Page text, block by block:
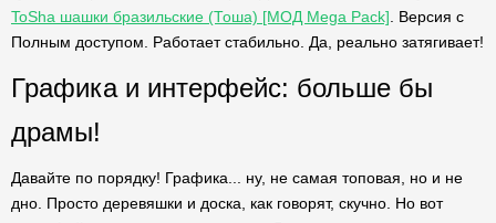
ToSha шашки бразильские (Тоша) [МОД Mega Pack] . Версия с
Полным доступом. Работает стабильно. Да, реально затягивает!
Графика и интерфейс: больше бы
драмы!
Давайте по порядку! Графика... ну, не самая топовая, но и не
дно. Просто деревяшки и доска, как говорят, скучно. Но вот